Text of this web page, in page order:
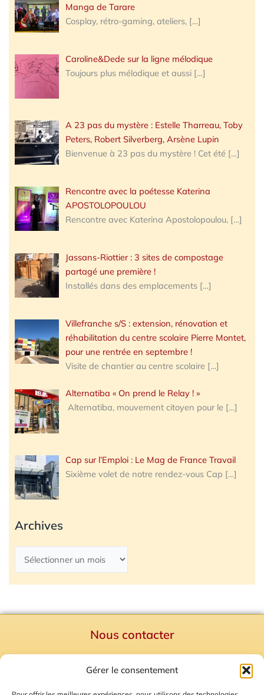
Gérer le consentement
Manga de Tarare
Cosplay, rétro-gaming, ateliers, […]
Caroline&Dede sur la ligne mélodique
Toujours plus mélodique et aussi […]
A 23 pas du mystère : Estelle Tharreau, Toby
Peters, Robert Silverberg, Arsène Lupin
Bienvenue à 23 pas du mystère ! Cet été […]
Rencontre avec la poétesse Katerina
APOSTOLOPOULOU
Rencontre avec Katerina Apostolopoulou, […]
Jassans-Riottier : 3 sites de compostage
partagé une première !
Installés dans des emplacements […]
Villefranche s/S : extension, rénovation et
réhabilitation du centre scolaire Pierre Montet,
pour une rentrée en septembre !
Visite de chantier au centre scolaire […]
Alternatiba « On prend le Relay ! »
Alternatiba, mouvement citoyen pour le […]
Cap sur l’Emploi : Le Mag de France Travail
Sixième volet de notre rendez-vous Cap […]
Archives
Nous contacter
Mentions Légales
Plan du site